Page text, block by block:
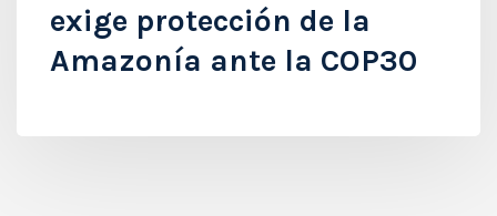
exige protección de la
Amazonía ante la COP30